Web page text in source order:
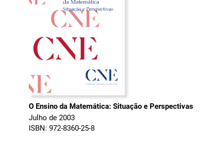
O Ensino da Matemática: Situação e Perspectivas
Julho de 2003
ISBN: 972-8360-25-8